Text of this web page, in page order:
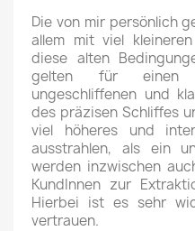
Die von mir persönlich
allem mit viel
diese alten
gelten für einen
ungeschliffenen und
des präzisen Schliffes
viel höheres und
ausstrahlen, als ein
werden inzwischen
KundInnen zur
Hierbei ist es sehr
vertrauen.